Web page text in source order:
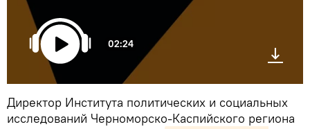
02:24
Директор Института политических и социальных
исследований Черноморско-Каспийского региона